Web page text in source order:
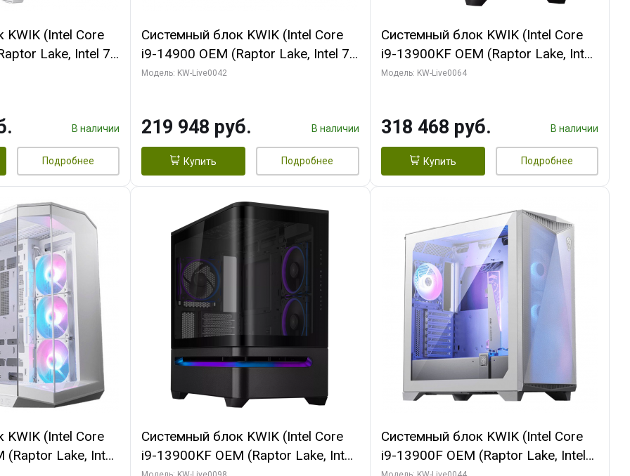
KWIK (Intel Core
Lake, Intel 7,
ГБ ОЗУ (2
В наличии
Подробнее
Системный блок KWIK (Intel Core
i9-14900 OEM (Raptor Lake, Intel 7,
C24 16EC/8PC// 16 ГБ ОЗУ (2
256bi/ 512 ГБ SSD)
Модель: KW-Live0042
219 948 руб. В наличии
Купить Подробнее
Системный блок KWIK (Intel Core
i9-13900KF OEM (Raptor Lake, Intel
7, C24 16EC/8P/ 64 ГБ ОЗУ (2
2/ 512 ГБ SSD)
Модель: KW-Live0064
318 468 руб. В наличии
Купить Подробнее
KWIK (Intel Core
(Raptor Lake, Intel
Системный блок KWIK (Intel Core
i9-13900KF OEM (Raptor Lake, Intel
Системный блок KWIK (Intel Core
i9-13900F OEM (Raptor Lake, Intel